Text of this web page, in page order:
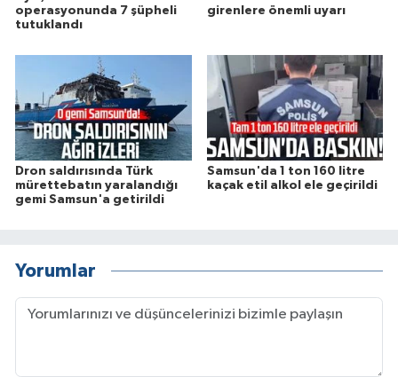
operasyonunda 7 şüpheli
tutuklandı
girenlere önemli uyarı
Dron saldırısında Türk
mürettebatın yaralandığı
gemi Samsun'a getirildi
Samsun'da 1 ton 160 litre
kaçak etil alkol ele geçirildi
Yorumlar